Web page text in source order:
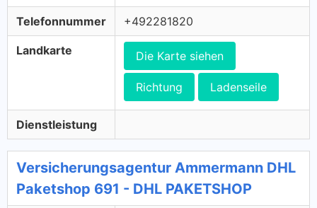
Telefonnummer +492281820
Landkarte Die Karte siehen
Richtung Ladenseile
Dienstleistung
Versicherungsagentur Ammermann DHL
Paketshop 691 - DHL PAKETSHOP